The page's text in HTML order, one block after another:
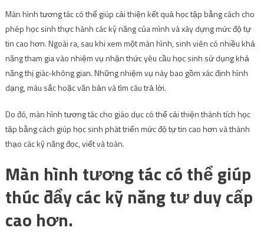
Màn hình tương tác có thể giúp cải thiện kết quả học tập bằng cách cho
phép học sinh thực hành các kỹ năng của mình và xây dựng mức độ tự
tin cao hơn. Ngoài ra, sau khi xem một màn hình, sinh viên có nhiều khả
năng tham gia vàonhiệm vụ nhận thứcyêu cầu học sinh sử dụng khả
năng thị giác-không gian. Những nhiệm vụ này bao gồm xác định hình
dạng, màu sắc hoặc văn bản và tìm câu trả lời.
Do đó, màn hình tương tác cho giáo dục có thể cải thiện thành tích học
tập bằng cách giúp học sinh phát triển mức độ tự tin cao hơn và thành
thạo các kỹ năng đọc, viết và toán.
Màn hình tương tác có thể giúp
thúc đẩy các kỹ năng tư duy cấp
cao hơn.